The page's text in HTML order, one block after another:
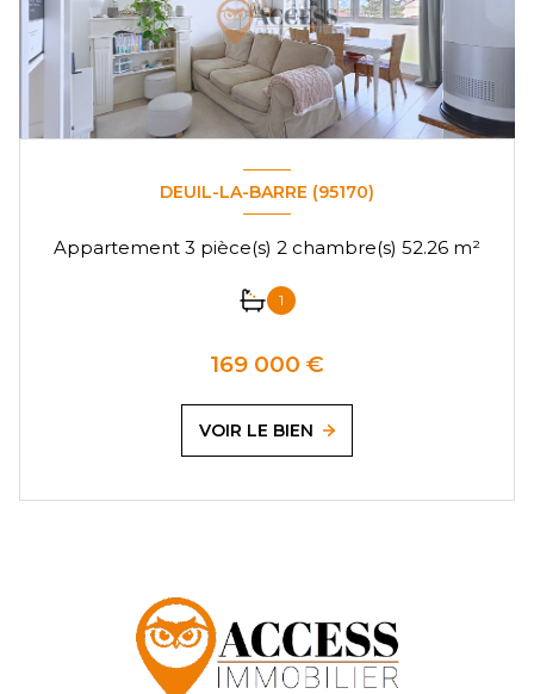
DEUIL-LA-BARRE (95170)
Appartement 3 pièce(s) 2 chambre(s) 52.26 m²
1
169 000 €
VOIR LE BIEN